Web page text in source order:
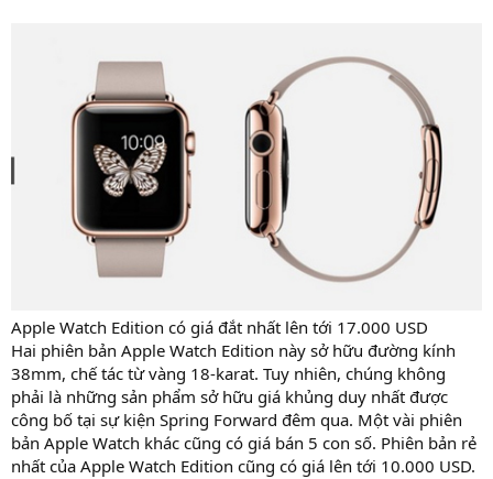
Apple Watch Edition có giá đắt nhất lên tới 17.000 USD
Hai phiên bản Apple Watch Edition này sở hữu đường kính
38mm, chế tác từ vàng 18-karat. Tuy nhiên, chúng không
phải là những sản phẩm sở hữu giá khủng duy nhất được
công bố tại sự kiện Spring Forward đêm qua. Một vài phiên
bản Apple Watch khác cũng có giá bán 5 con số. Phiên bản rẻ
nhất của Apple Watch Edition cũng có giá lên tới 10.000 USD.